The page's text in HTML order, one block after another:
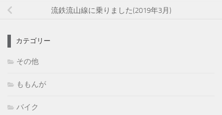
流鉄流山線に乗りました(2019年3月)
カテゴリー
その他
ももんが
バイク